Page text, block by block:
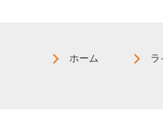
ホーム ラ